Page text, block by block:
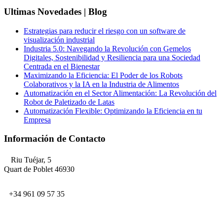
Ultimas Novedades | Blog
Estrategias para reducir el riesgo con un software de
visualización industrial
Industria 5.0: Navegando la Revolución con Gemelos
Digitales, Sostenibilidad y Resiliencia para una Sociedad
Centrada en el Bienestar
Maximizando la Eficiencia: El Poder de los Robots
Colaborativos y la IA en la Industria de Alimentos
Automatización en el Sector Alimentación: La Revolución del
Robot de Paletizado de Latas
Automatización Flexible: Optimizando la Eficiencia en tu
Empresa
Información de Contacto
Riu Tuéjar, 5
Quart de Poblet 46930
+34 961 09 57 35